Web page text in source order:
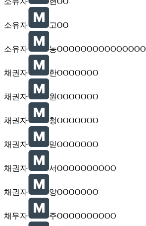
소유자 고OO
소유자 농OOOOOOOOOOOOOOO
채권자 한OOOOOOO
채권자 원OOOOOOO
채권자 청OOOOOOO
채권자 믿OOOOOOO
채권자 서OOOOOOOOOO
채권자 양OOOOOOO
채무자 주OOOOOOOOOO